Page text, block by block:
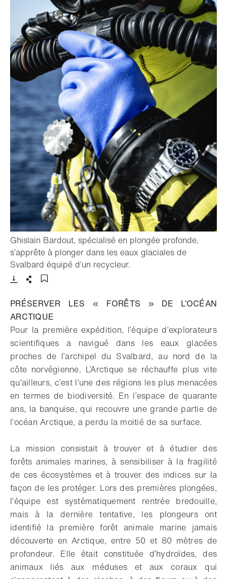
Ghislain Bardout, spécialisé en plongée profonde,
s’apprête à plonger dans les eaux glaciales de
Svalbard équipé d’un recycleur.
PRÉSERVER LES « FORÊTS » DE L’OCÉAN
ARCTIQUE
Pour la première expédition, l’équipe d’explorateurs
scientifiques a navigué dans les eaux glacées
proches de l’archipel du Svalbard, au nord de la
côte norvégienne. L’Arctique se réchauffe plus vite
qu’ailleurs, c’est l’une des régions les plus menacées
en termes de biodiversité. En l’espace de quarante
ans, la banquise, qui recouvre une grande partie de
l’océan Arctique, a perdu la moitié de sa surface.
La mission consistait à trouver et à étudier des
forêts animales marines, à sensibiliser à la fragilité
de ces écosystèmes et à trouver des indices sur la
façon de les protéger. Lors des premières plongées,
l’équipe est systématiquement rentrée bredouille,
mais à la dernière tentative, les plongeurs ont
identifié la première forêt animale marine jamais
découverte en Arctique, entre 50 et 80 mètres de
profondeur. Elle était constituée d’hydroïdes, des
animaux liés aux méduses et aux coraux qui